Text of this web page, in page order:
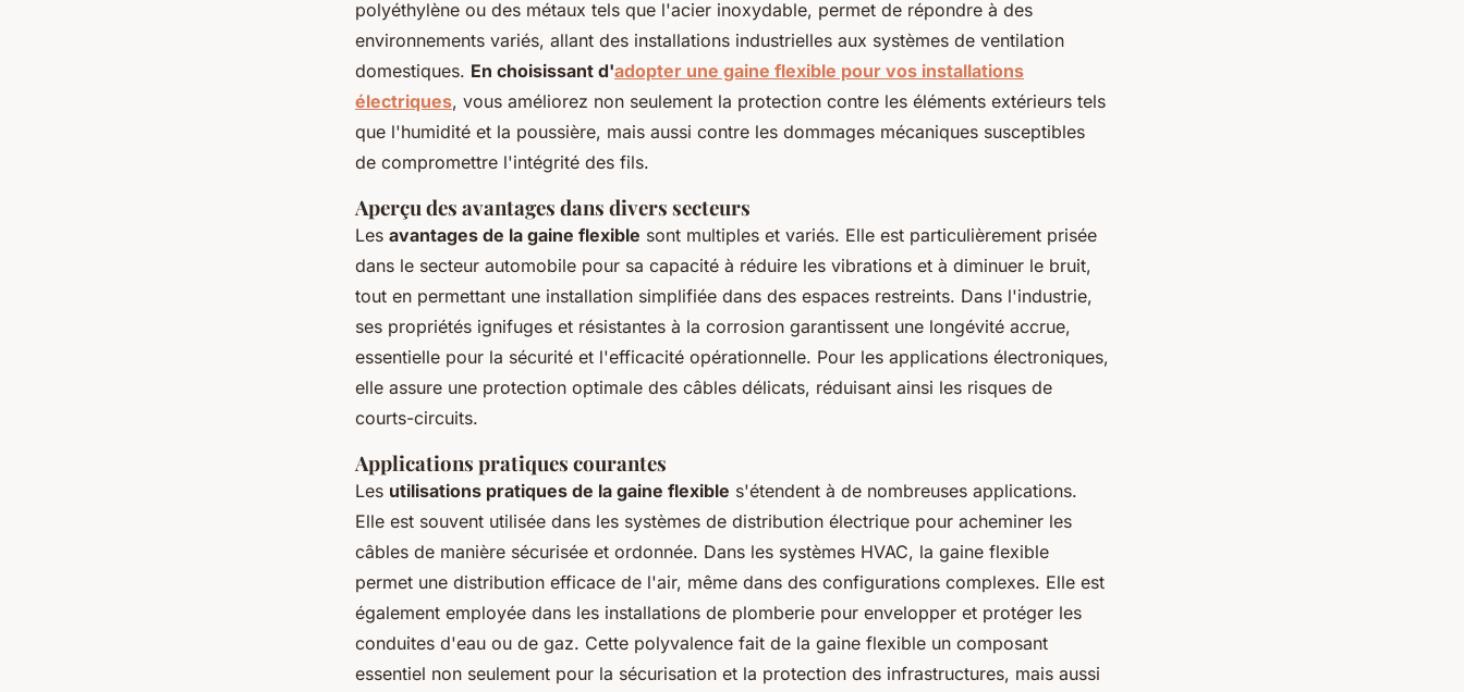
polyéthylène ou des métaux tels que l'acier inoxydable, permet de répondre à des
environnements variés, allant des installations industrielles aux systèmes de ventilation
domestiques. En choisissant d'adopter une gaine flexible pour vos installations
électriques, vous améliorez non seulement la protection contre les éléments extérieurs tels
que l'humidité et la poussière, mais aussi contre les dommages mécaniques susceptibles
de compromettre l'intégrité des fils.
Aperçu des avantages dans divers secteurs
Les avantages de la gaine flexible sont multiples et variés. Elle est particulièrement prisée
dans le secteur automobile pour sa capacité à réduire les vibrations et à diminuer le bruit,
tout en permettant une installation simplifiée dans des espaces restreints. Dans l'industrie,
ses propriétés ignifuges et résistantes à la corrosion garantissent une longévité accrue,
essentielle pour la sécurité et l'efficacité opérationnelle. Pour les applications électroniques,
elle assure une protection optimale des câbles délicats, réduisant ainsi les risques de
courts-circuits.
Applications pratiques courantes
Les utilisations pratiques de la gaine flexible s'étendent à de nombreuses applications.
Elle est souvent utilisée dans les systèmes de distribution électrique pour acheminer les
câbles de manière sécurisée et ordonnée. Dans les systèmes HVAC, la gaine flexible
permet une distribution efficace de l'air, même dans des configurations complexes. Elle est
également employée dans les installations de plomberie pour envelopper et protéger les
conduites d'eau ou de gaz. Cette polyvalence fait de la gaine flexible un composant
essentiel non seulement pour la sécurisation et la protection des infrastructures, mais aussi